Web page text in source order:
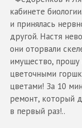
кабинете
и принялась
другой. Настя
они оторвали
имущество, прошу
цветочными
цветами! За 10
ремонт, который
в первый раз!..